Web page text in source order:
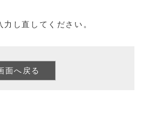
し直してください。